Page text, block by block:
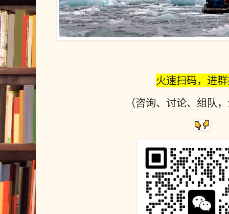
火速扫码，进
（咨询、讨论、组队